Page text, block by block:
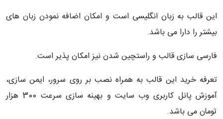
این قالب به زبان انگلیسی است و امکان اضافه نمودن زبان های
بیشتر را دارا می باشد.
فارسی سازی قالب و راستچین شدن نیز امکان پذیر است.
تعرفه خرید این قالب به همراه نصب بر روی سرور، ایمن سازی،
آموزش پانل کاربری وب سایت و بهینه سازی سرعت 300 هزار
تومان می باشد.